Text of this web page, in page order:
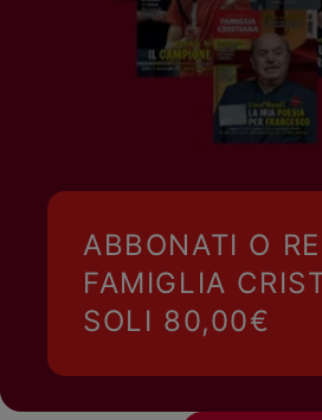
ABBONATI O
FAMIGLIA
SOLI 80,00€